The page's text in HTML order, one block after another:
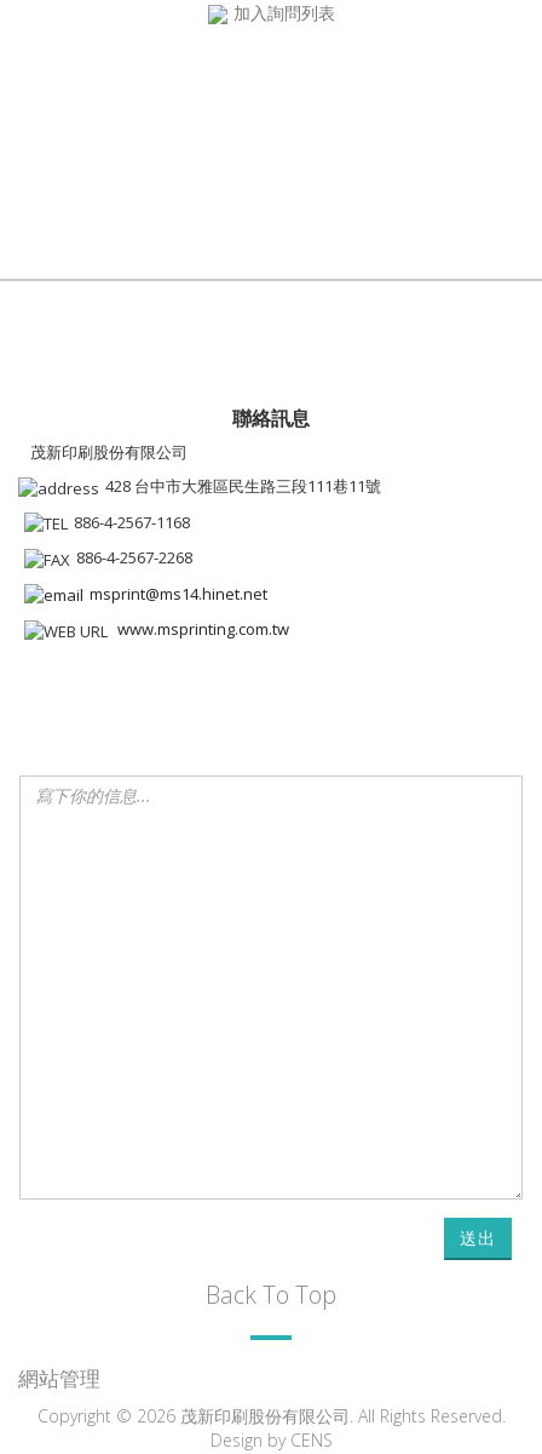
加入詢問列表
聯絡訊息
茂新印刷股份有限公司
428 台中市大雅區民生路三段111巷11號
886-4-2567-1168
886-4-2567-2268
msprint@ms14.hinet.net
www.msprinting.com.tw
送出
Back To Top
網站管理
Copyright © 2026 茂新印刷股份有限公司. All Rights Reserved.
Design by CENS